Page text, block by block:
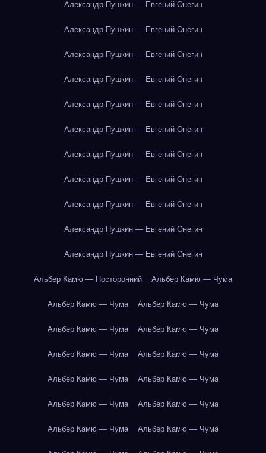
Александр Пушкин — Евгений Онегин
Александр Пушкин — Евгений Онегин
Александр Пушкин — Евгений Онегин
Александр Пушкин — Евгений Онегин
Александр Пушкин — Евгений Онегин
Александр Пушкин — Евгений Онегин
Александр Пушкин — Евгений Онегин
Александр Пушкин — Евгений Онегин
Александр Пушкин — Евгений Онегин
Александр Пушкин — Евгений Онегин
Александр Пушкин — Евгений Онегин
Альбер Камю — Посторонний Альбер Камю — Чума
Альбер Камю — Чума Альбер Камю — Чума
Альбер Камю — Чума Альбер Камю — Чума
Альбер Камю — Чума Альбер Камю — Чума
Альбер Камю — Чума Альбер Камю — Чума
Альбер Камю — Чума Альбер Камю — Чума
Альбер Камю — Чума Альбер Камю — Чума